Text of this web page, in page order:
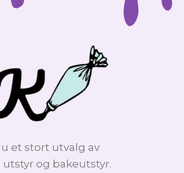
et stort utvalg av
og bakeutstyr.